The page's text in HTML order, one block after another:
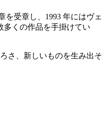
を受章し、1993 年にはヴェ
多くの作品を手掛けてい
さ、新しいものを生み出そ